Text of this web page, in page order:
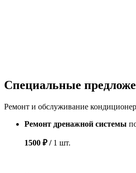
Специальные
Ремонт и обслуживание
Ремонт дренажной системы
1500 ₽ /1 шт.